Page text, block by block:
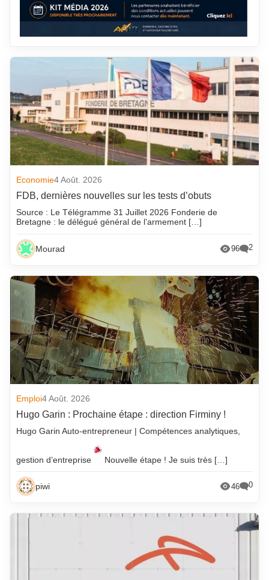
Economie4 Août. 2026
FDB, dernières nouvelles sur les tests d’obuts
Source : Le Télégramme 31 Juillet 2026 Fonderie de
Bretagne : le délégué général de l’armement […]
Mourad 96 2
Emploi4 Août. 2026
Hugo Garin : Prochaine étape : direction Firminy !
Hugo Garin Auto-entrepreneur | Compétences analytiques,
gestion d’entreprise Nouvelle étape ! Je suis très […]
piwi 46 0